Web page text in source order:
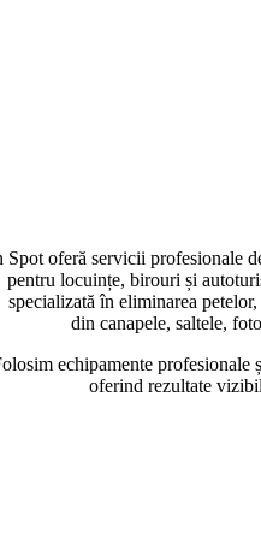
Spot oferă servicii profesionale
pentru locuințe, birouri și
specializată în eliminarea
din canapele, saltele,
echipamente profesionale
oferind rezultate